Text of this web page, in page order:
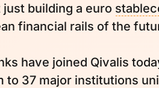
just building a euro
financial rails of the
have joined Qivalis
to 37 major institutions